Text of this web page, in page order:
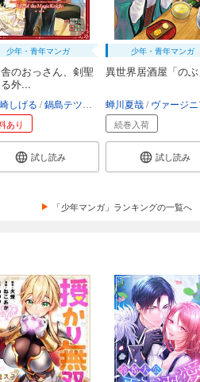
少年・青年マンガ
のおっさん、剣聖
外...
しげる 鍋島テツヒロ 空路恵 渡辺樹
あり
試し読み
少年・青年マンガ
異世界居酒屋「の
蝉川夏哉 ヴァージニア二
続巻入荷
試し読み
「少年マンガ」ランキングの一覧へ